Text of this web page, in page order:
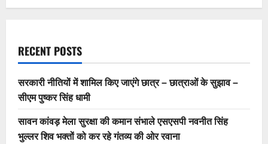
RECENT POSTS
सरकारी नीतियों में शामिल किए जाएंगे छात्र – छात्राओं के सुझाव –
सीएम पुष्कर सिंह धामी
सावन कांवड़ मेला सुरक्षा की कमान संभाले एसएसपी नवनीत सिंह
भुल्लर शिव भक्तों को कर रहे गंतव्य की ओर रवाना